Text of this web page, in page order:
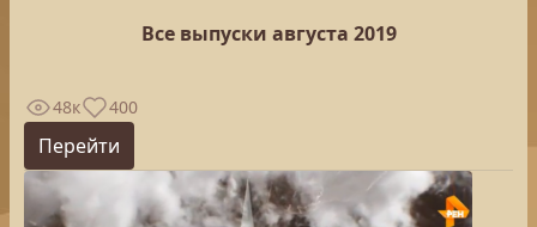
Все выпуски августа 2019
48к 400
Перейти